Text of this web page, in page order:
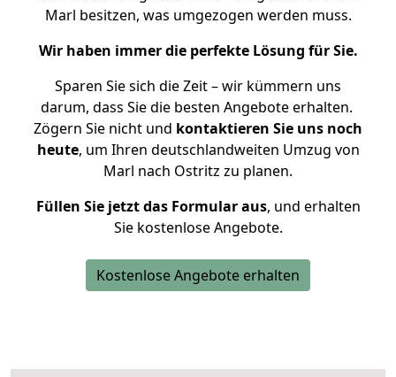
Marl besitzen, was umgezogen werden muss.
Wir haben immer die perfekte Lösung für Sie.
Sparen Sie sich die Zeit – wir kümmern uns
darum, dass Sie die besten Angebote erhalten.
Zögern Sie nicht und kontaktieren Sie uns noch
heute, um Ihren deutschlandweiten Umzug von
Marl nach Ostritz zu planen.
Füllen Sie jetzt das Formular aus, und erhalten
Sie kostenlose Angebote.
Kostenlose Angebote erhalten